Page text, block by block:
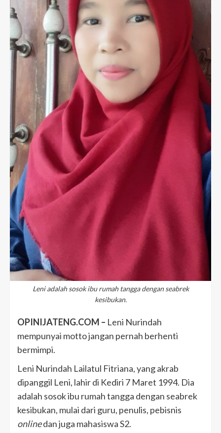
Leni adalah sosok ibu rumah tangga dengan seabrek
kesibukan.
OPINIJATENG.COM – Leni Nurindah
mempunyai motto jangan pernah berhenti
bermimpi.
Leni Nurindah Lailatul Fitriana, yang akrab
dipanggil Leni, lahir di Kediri 7 Maret 1994. Dia
adalah sosok ibu rumah tangga dengan seabrek
kesibukan, mulai dari guru, penulis, pebisnis
onlinedan juga mahasiswa S2.